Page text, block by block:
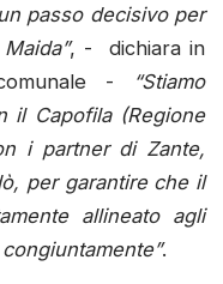
passo decisivo per
, - dichiara in
-
“Stiamo
il Capofila (Regione
i partner di Zante,
per garantire che il
allineato agli
.